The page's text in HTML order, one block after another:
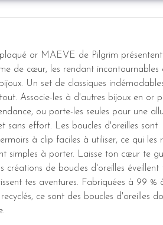
or MAEVE de Pilgrim
de cœur, les rendant incontournables
Un set de classiques
Associe-les à d'autres bijoux en or
ou porte-les seules pour une
sans effort. Les boucles d'oreilles sont
à clip faciles à utiliser, ce qui les
simples à porter. Laisse ton cœur te
créations de boucles d'oreilles éveillent
tes aventures. Fabriquées à 99 %
ce sont des boucles d'oreilles